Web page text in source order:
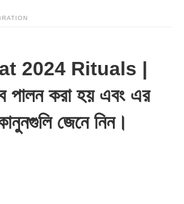
2024 Rituals |
পালন করা হয় এবং এর
জেনে নিন।